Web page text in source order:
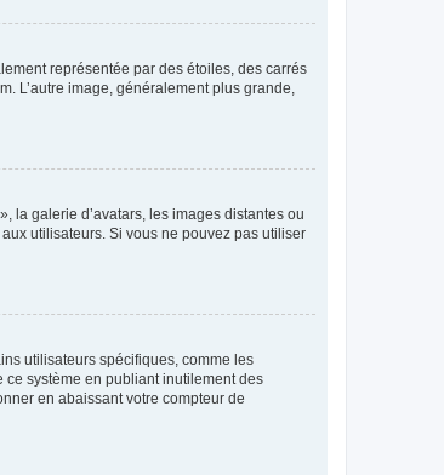
représentée par des étoiles, des carrés
L’autre image, généralement plus grande,
la galerie d’avatars, les images distantes ou
utilisateurs. Si vous ne pouvez pas utiliser
utilisateurs spécifiques, comme les
ce système en publiant inutilement des
en abaissant votre compteur de